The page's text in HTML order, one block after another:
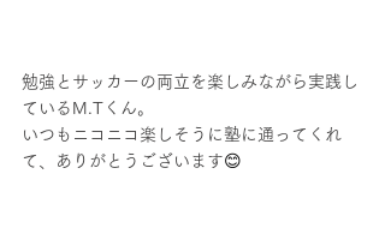
勉強とサッカーの両立を楽しみながら実践し
ているM.Tくん。
いつもニコニコ楽しそうに塾に通ってくれ
て、ありがとうございます😊